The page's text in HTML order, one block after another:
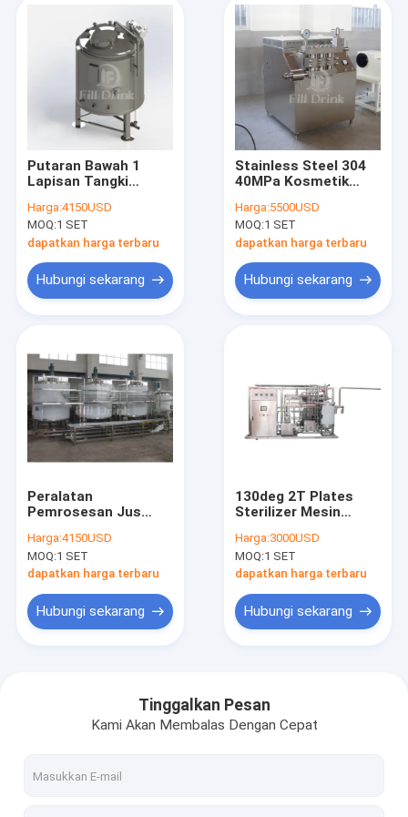
Hubungi kami
Putaran Bawah 1
Lapisan Tangki
Kapal Pencampur
Dipanaskan Bola
Penyemprotan CIP
Dan Outlet Anti Busa
Harga:4150USD
MOQ:1 SET
dapatkan harga terbaru
Hubungi sekarang
Stainless Steel 304
40MPa Kosmetik
Dengan Kotak Catu
Daya
Harga:5500USD
MOQ:1 SET
dapatkan harga terbaru
Hubungi sekarang
Peralatan
Pemrosesan Jus
Tinggi 2 Lapisan
Pengaduk Tangki
Kapal Jenis Paddle
Harga:4150USD
MOQ:1 SET
dapatkan harga terbaru
Hubungi sekarang
130deg 2T Plates
Sterilizer Mesin
SUS304
Harga:3000USD
MOQ:1 SET
dapatkan harga terbaru
Hubungi sekarang
Tinggalkan Pesan
Kami Akan Membalas Dengan Cepat